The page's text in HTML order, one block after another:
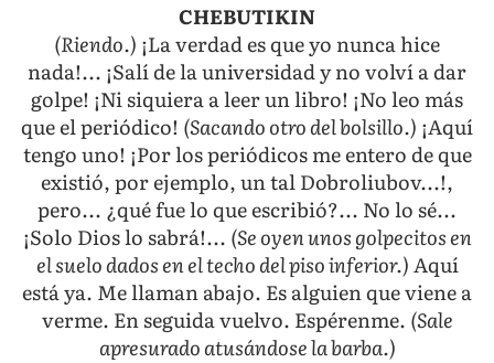
CHEBUTIKIN
(Riendo.) ¡La verdad es que yo nunca hice
nada!... ¡Salí de la universidad y no volví a dar
golpe! ¡Ni siquiera a leer un libro! ¡No leo más
que el periódico! (Sacando otro del bolsillo.) ¡Aquí
tengo uno! ¡Por los periódicos me entero de que
existió, por ejemplo, un tal Dobroliubov...!,
pero... ¿qué fue lo que escribió?... No lo sé...
¡Solo Dios lo sabrá!... (Se oyen unos golpecitos en
el suelo dados en el techo del piso inferior.)Aquí
está ya. Me llaman abajo. Es alguien que viene a
verme. En seguida vuelvo. Espérenme. (Sale
apresurado atusándose la barba.)